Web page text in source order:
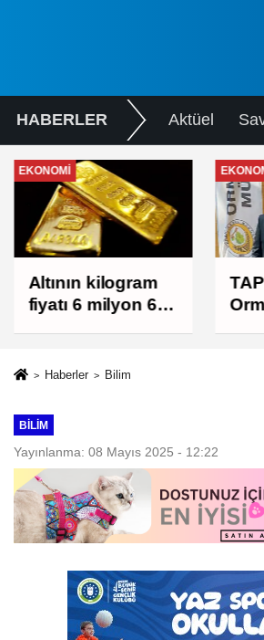
HABERLER Aktüel
EKONOMI
Altının kilogram
fiyatı 6 milyon 673
Haberler Bilim
BILIM
Yayınlanma: 08 Mayıs 2025 - 12:22